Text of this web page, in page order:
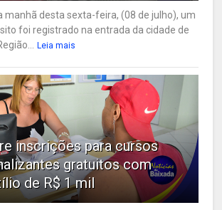
manhã desta sexta-feira, (08 de julho), um
foi registrado na entrada da cidade de
Leia mais
inscrições para cursos
gratuitos com
de R$ 1 mil